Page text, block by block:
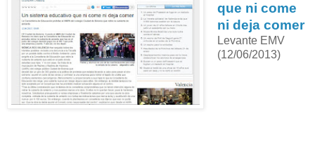
que ni come
ni deja comer
Levante EMV
(12/06/2013)